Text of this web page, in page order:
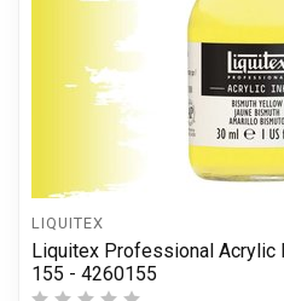
LIQUITEX
Liquitex Professional Acrylic
155 - 4260155